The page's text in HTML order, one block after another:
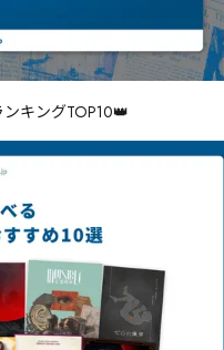
キングTOP10👑